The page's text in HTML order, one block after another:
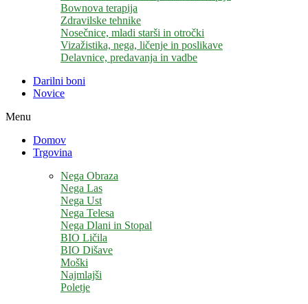
Bownova terapija
Zdravilske tehnike
Nosečnice, mladi starši in otročki
Vizažistika, nega, ličenje in poslikave
Delavnice, predavanja in vadbe
Darilni boni
Novice
Menu
Domov
Trgovina
Nega Obraza
Nega Las
Nega Ust
Nega Telesa
Nega Dlani in Stopal
BIO Ličila
BIO Dišave
Moški
Najmlajši
Poletje